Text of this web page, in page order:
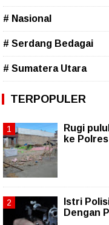
# Nasional
# Serdang Bedagai
# Sumatera Utara
TERPOPULER
Rugi
ke
Istri
Dengan